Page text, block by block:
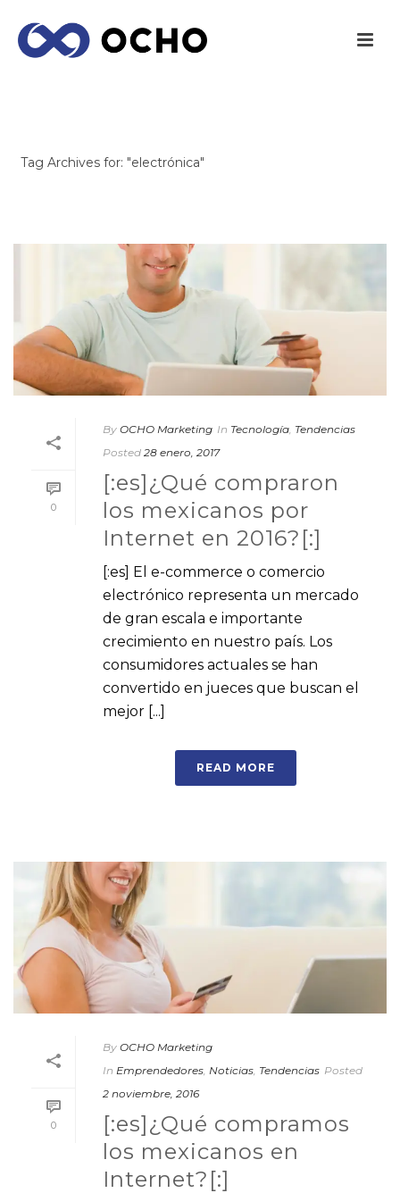
Tag Archives for: "electrónica"
0
By OCHO Marketing In Tecnología Tendencias
Posted 28 enero, 2017
[:es]¿Qué compraron
los mexicanos por
Internet en 2016?[:]
[:es] El e-commerce o comercio
electrónico representa un mercado
de gran escala e importante
crecimiento en nuestro país. Los
consumidores actuales se han
convertido en jueces que buscan el
mejor [...]
READ MORE
0
By OCHO Marketing
In Emprendedores Noticias Tendencias Posted
2 noviembre, 2016
[:es]¿Qué compramos
los mexicanos en
Internet?[:]